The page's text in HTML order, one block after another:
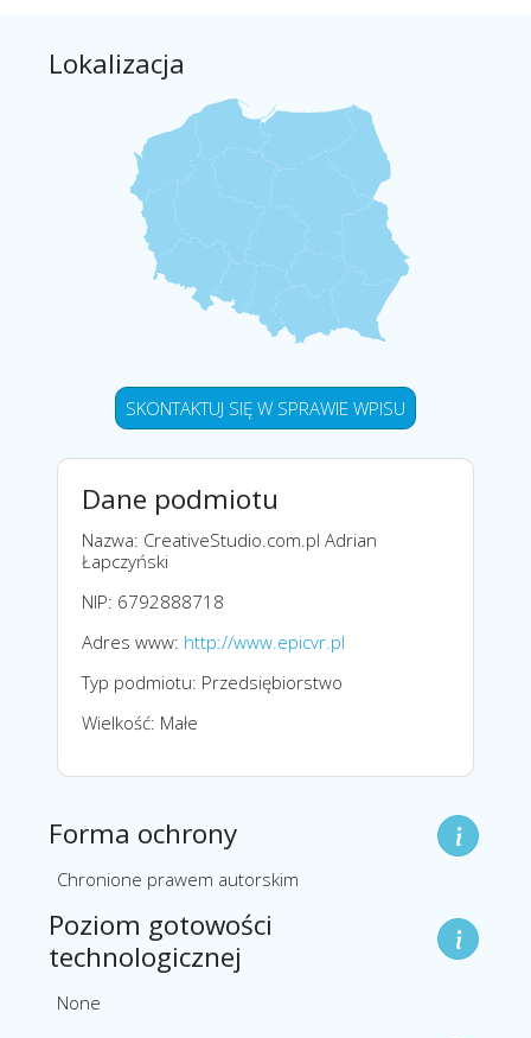
Lokalizacja
SKONTAKTUJ SIĘ W SPRAWIE WPISU
Dane podmiotu
Nazwa: CreativeStudio.com.pl Adrian
Łapczyński
NIP: 6792888718
Adres www: http://www.epicvr.pl
Typ podmiotu: Przedsiębiorstwo
Wielkość: Małe
Forma ochrony
Chronione prawem autorskim
Poziom gotowości
technologicznej
None